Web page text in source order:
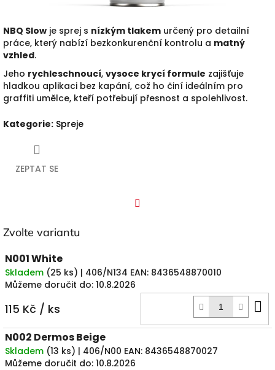
NBQ Slow je sprej s nízkým tlakem určený pro detailní
práce, který nabízí bezkonkurenční kontrolu a matný
vzhled.
Jeho rychleschnoucí, vysoce krycí formule zajišťuje
hladkou aplikaci bez kapání, což ho činí ideálním pro
graffiti umělce, kteří potřebují přesnost a spolehlivost.
Kategorie: Spreje
ZEPTAT SE
Zvolte variantu
N001 White
Skladem (25 ks) | 406/N134 EAN: 8436548870010
Můžeme doručit do: 10.8.2026
115 Kč / ks
N002 Dermos Beige
Skladem (13 ks) | 406/N00 EAN: 8436548870027
Můžeme doručit do: 10.8.2026